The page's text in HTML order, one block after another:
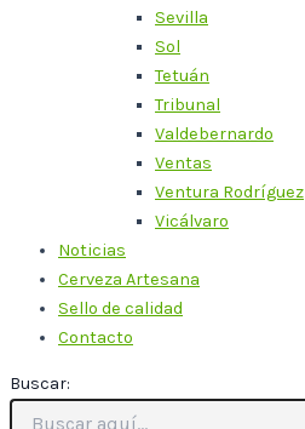
Sevilla
Sol
Tetuán
Tribunal
Valdebernardo
Ventas
Ventura Rodríguez
Vicálvaro
Noticias
Cerveza Artesana
Sello de calidad
Contacto
Buscar: